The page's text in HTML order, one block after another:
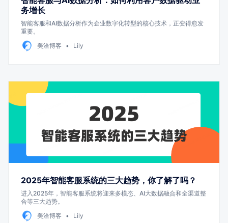
务增长
智能客服和AI数据分析作为企业数字化转型的核心技术，正变得愈发
重要。
美洽博客
Lily
2025年智能客服系统的三大趋势，你了解了吗？
进入2025年，智能客服系统将迎来多模态、AI大数据融合和全渠道整
合等三大趋势。
美洽博客
Lily